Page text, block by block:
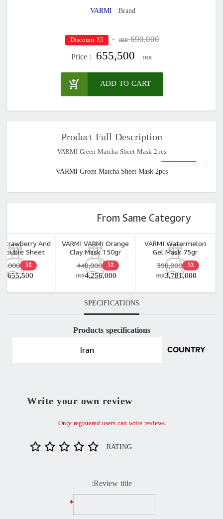
Brand:
VARMI
690,000
IRR ٪5 Discount
Price : 655,500 IRR
ADD TO CART
Product Full Description
VARMI Green Matcha Sheet Mask 2pcs
VARMI Green Matcha Sheet Mask 2pcs
From Same Category
Strawberry And
Sheet
2pcs
5٪
655,500
VARMI VARMI Orange
Clay Mask 150gr
5٪ 448,000
4,256,000
IRR
VARMI Watermelon
Gel Mask 75gr
5٪ 398,000
3,781,000
IRR
SPECIFICATIONS
Products specifications
COUNTRY
Iran
Write your own review
Only registered users can write reviews
RATING:
Review title:
*